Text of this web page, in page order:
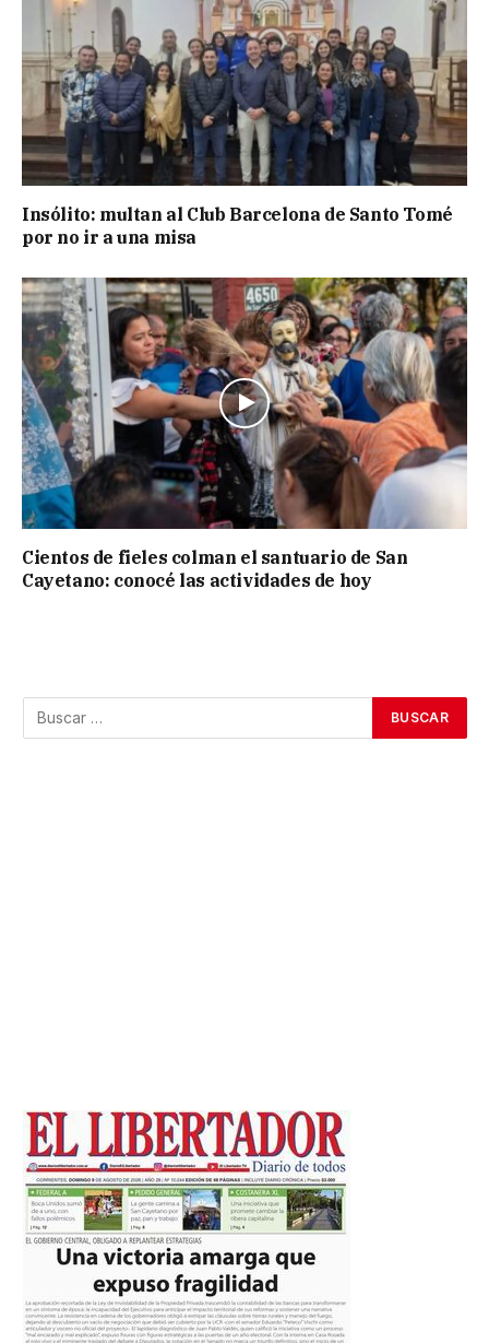
Insólito: multan al Club Barcelona de Santo Tomé
por no ir a una misa
Cientos de fieles colman el santuario de San
Cayetano: conocé las actividades de hoy